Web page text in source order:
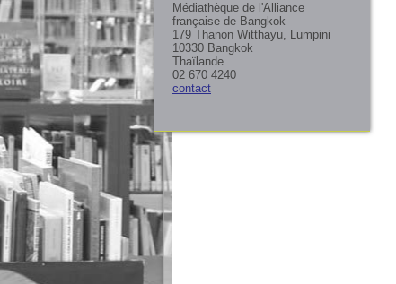
Médiathèque de l'Alliance
française de Bangkok
179 Thanon Witthayu, Lumpini
10330 Bangkok
Thaïlande
02 670 4240
contact